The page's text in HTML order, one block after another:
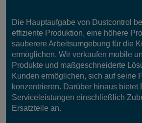
Die Hauptaufgabe von Dustcontrol
effiziente Produktion, eine höhere
sauberere Arbeitsumgebung für die
ermöglichen. Wir verkaufen mobile
Produkte und maßgeschneiderte
Kunden ermöglichen, sich auf seine
konzentrieren. Darüber hinaus bietet
Serviceleistungen einschließlich
Ersatzteile an.